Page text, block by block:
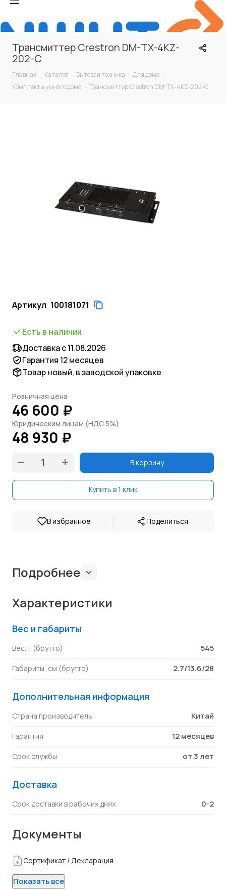
Трансмиттер Crestron DM-TX-4KZ-
202-C
Главная - Каталог - Бытовая техника - Для дома -
Комплекты умного дома - Трансмиттер Crestron DM-TX-4KZ-202-C
Артикул 100181071
Есть в наличии
Доставка с 11.08.2026
Гарантия 12 месяцев
Товар новый, в заводской упаковке
Розничная цена
46 600 ₽
Юридическим лицам (НДС 5%)
48 930 ₽
В корзину
Купить в 1 клик
В избранное | Поделиться
Подробнее
Характеристики
Вес и габариты
Вес, г (брутто) 545
Габариты, см (брутто) 2.7/13.6/28
Дополнительная информация
Страна производитель Китай
Гарантия 12 месяцев
Срок службы от 3 лет
Доставка
Срок доставки в рабочих днях 0-2
Документы
Сертификат / Декларация
Показать все